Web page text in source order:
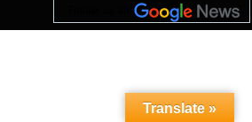
Translate »